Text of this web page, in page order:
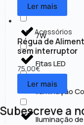
30 a 50W
7W
Fitas LED
Iluminação
Iluminação
Ler mais
Acessórios
Régua de
sem interruptor
75.00€
Ler mais
Subescreve a